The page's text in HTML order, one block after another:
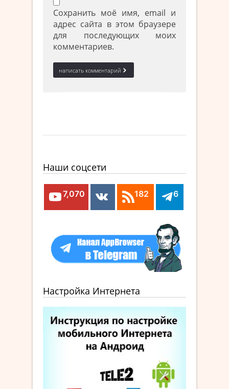
Сохранить моё имя, email и
адрес сайта в этом браузере
для последующих моих
комментариев.
Наши соцсети
7,070 182 6
Настройка Интернета